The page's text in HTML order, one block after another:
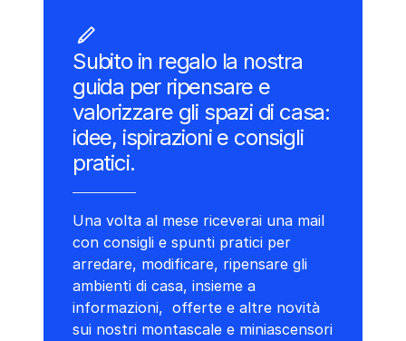
Subito in regalo la nostra
guida per ripensare e
valorizzare gli spazi di casa:
idee, ispirazioni e consigli
pratici.
Una volta al mese riceverai una mail
con consigli e spunti pratici per
arredare, modificare, ripensare gli
ambienti di casa, insieme a
informazioni, offerte e altre novità
sui nostri montascale e miniascensori